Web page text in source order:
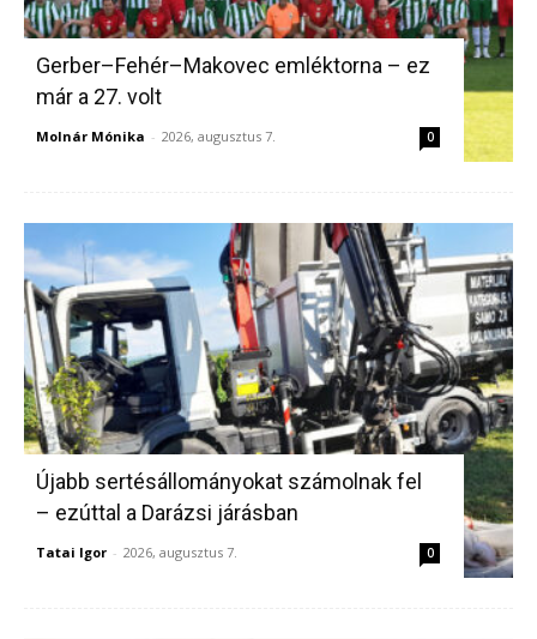
Gerber–Fehér–Makovec emléktorna – ez
már a 27. volt
Molnár Mónika - 2026, augusztus 7. 0
Újabb sertésállományokat számolnak fel
– ezúttal a Darázsi járásban
Tatai Igor - 2026, augusztus 7. 0